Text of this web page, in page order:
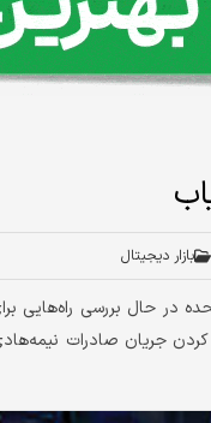
بازار دیجیتال
در حال بررسی راه‌هایی
جریان صادرات